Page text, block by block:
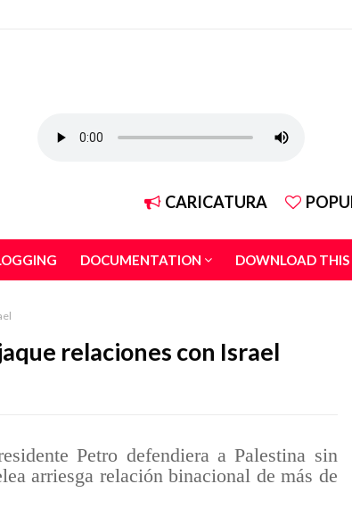
CARICATURA
DOCUMENTATION DOWNLOAD
relaciones con Israel
Petro defendiera a Palestina sin
arriesga relación binacional de más de